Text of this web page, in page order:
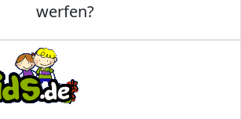
werfen?